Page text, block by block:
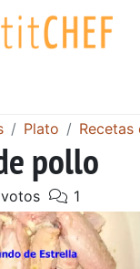
Plato
pollo